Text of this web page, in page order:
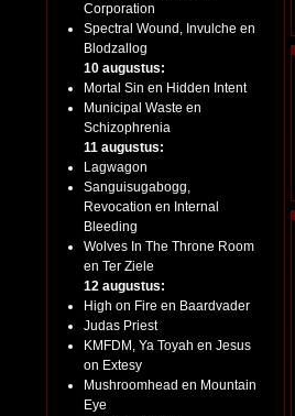
Corporation
Spectral Wound, Invulche en
Blodzallog
10 augustus:
Mortal Sin en Hidden Intent
Municipal Waste en
Schizophrenia
11 augustus:
Lagwagon
Sanguisugabogg,
Revocation en Internal
Bleeding
Wolves In The Throne Room
en Ter Ziele
12 augustus:
High on Fire en Baardvader
Judas Priest
KMFDM, Ya Toyah en Jesus
on Extesy
Mushroomhead en Mountain
Eye